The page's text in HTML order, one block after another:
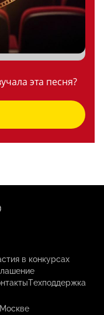
эта песня?
в конкурсах
Техподдержка